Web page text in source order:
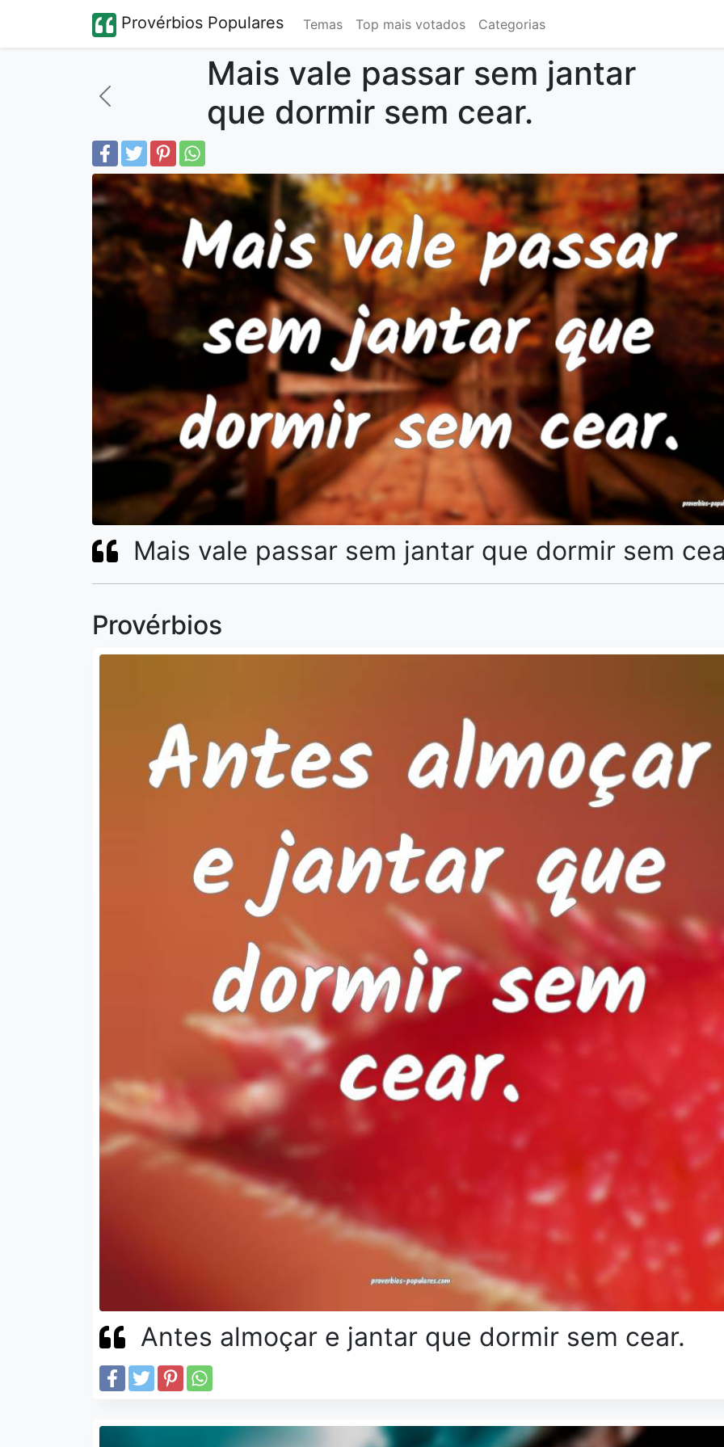
Provérbios Populares Temas Top mais votados Categorias
Mais vale passar sem jantar
que dormir sem cear.
Mais vale passar sem jantar que dormir sem
Provérbios
Antes almoçar e jantar que dormir sem cear.